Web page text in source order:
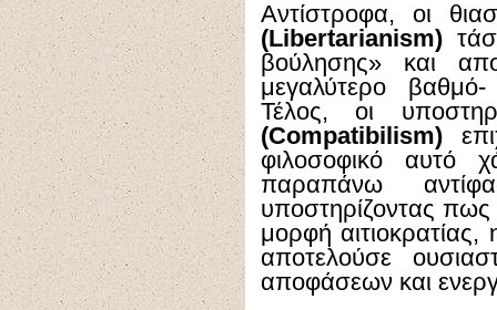
Αντίστροφα, οι
(Libertarianism)
βούλησης» και
μεγαλύτερο βαθμό-
Τέλος, οι
(Compatibilism)
φιλοσοφικό αυτό
παραπάνω
υποστηρίζοντας πως
μορφή
αποτελούσε
αποφάσεων και